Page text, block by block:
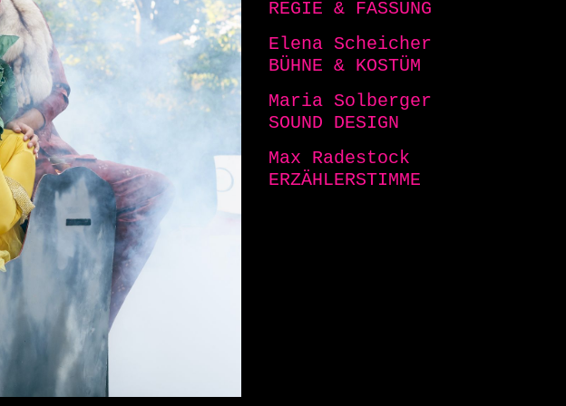
REGIE & FASSUNG
Elena Scheicher
BÜHNE & KOSTÜM
Maria Solberger
SOUND DESIGN
Max Radestock
ERZÄHLERSTIMME